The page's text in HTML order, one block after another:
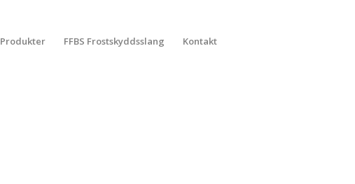
Produkter FFBS Frostskyddsslang Kontakt